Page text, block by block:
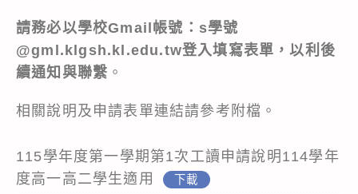
請務必以學校Gmail帳號： s學號
@gml.klgsh.kl.edu.tw登入填寫表單，以利後
續通知與聯繫 。
相關說明及申請表單連結請參考附檔。
115學年度第一學期第1次工讀申請說明114學年
度高一高二學生適用
下載